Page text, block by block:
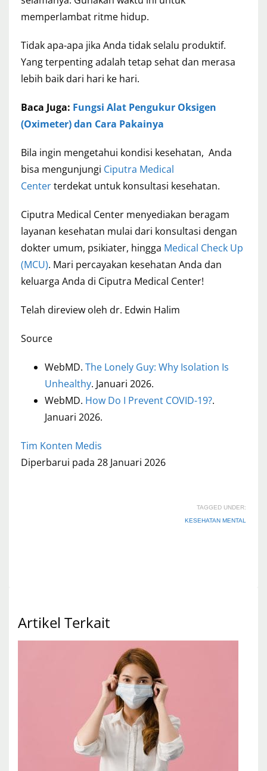
memperlambat ritme hidup.
Tidak apa-apa jika Anda tidak selalu produktif.
Yang terpenting adalah tetap sehat dan merasa
lebih baik dari hari ke hari.
Baca Juga: Fungsi Alat Pengukur Oksigen
(Oximeter) dan Cara Pakainya
Bila ingin mengetahui kondisi kesehatan, Anda
bisa mengunjungi Ciputra Medical
Centerterdekat untuk konsultasi kesehatan.
Ciputra Medical Center menyediakan beragam
layanan kesehatan mulai dari konsultasi dengan
dokter umum, psikiater, hingga Medical Check Up
(MCU). Mari percayakan kesehatan Anda dan
keluarga Anda di Ciputra Medical Center!
Telah direview oleh dr. Edwin Halim
Source
WebMD. The Lonely Guy: Why Isolation Is
Unhealthy. Januari 2026.
WebMD. How Do I Prevent COVID-19?.
Januari 2026.
Tim Konten Medis
Diperbarui pada 28 Januari 2026
TAGGED UNDER:
KESEHATAN MENTAL
Artikel Terkait